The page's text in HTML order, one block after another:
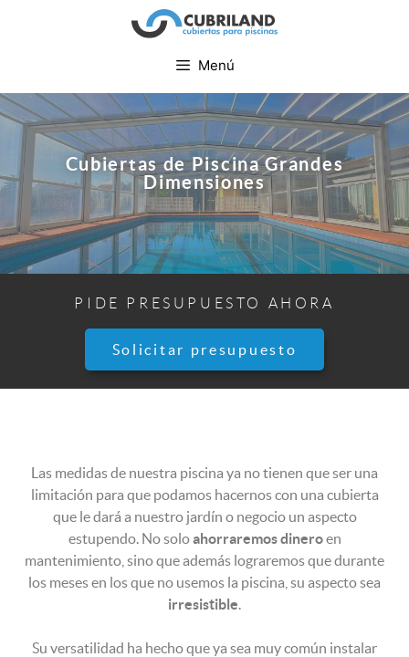
Menú
Cubiertas de Piscina Grandes
Dimensiones
PIDE PRESUPUESTO AHORA
Solicitar presupuesto
Las medidas de nuestra piscina ya no tienen que ser una
limitación para que podamos hacernos con una cubierta
que le dará a nuestro jardín o negocio un aspecto
estupendo. No soloahorraremos dineroen
mantenimiento, sino que además lograremos que durante
los meses en los que no usemos la piscina, su aspecto sea
irresistible.
Su versatilidad ha hecho que ya sea muy común instalar